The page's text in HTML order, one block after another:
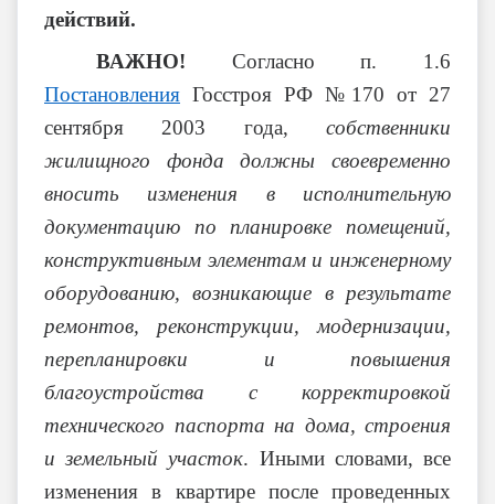
действий.
ВАЖНО! Согласно п. 1.6
Постановления Госстроя РФ №170 от 27
сентября 2003 года, собственники
жилищного фонда должны своевременно
вносить изменения в исполнительную
документацию по планировке помещений,
конструктивным элементам и инженерному
оборудованию, возникающие в результате
ремонтов, реконструкции, модернизации,
перепланировки и повышения
благоустройства с корректировкой
технического паспорта на дома, строения
и земельный участок. Иными словами, все
изменения в квартире после проведенных